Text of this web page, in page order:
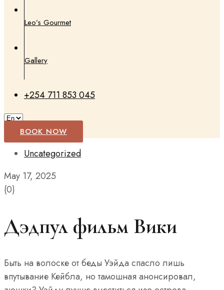
Leo’s Gourmet
Gallery
+254 711 853 045
BOOK NOW
Uncategorized
May 17, 2025
(0)
Дэдпул фильм Вики
Быть на волоске от беды Уэйда спасло лишь
впутывание Кейбла, но тамошная анонсировал,